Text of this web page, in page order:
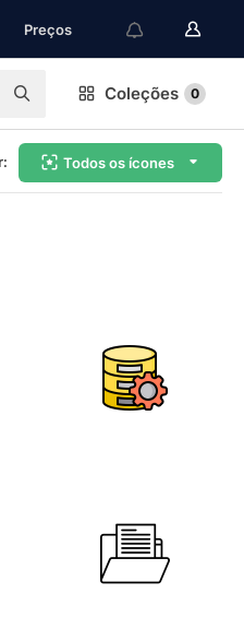
Preços
Coleções 0
Todos os ícones